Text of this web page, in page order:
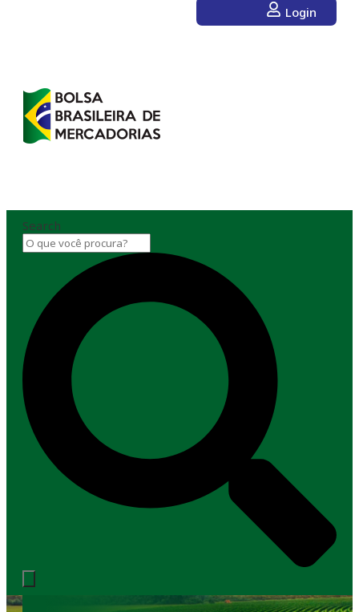
Login
Search